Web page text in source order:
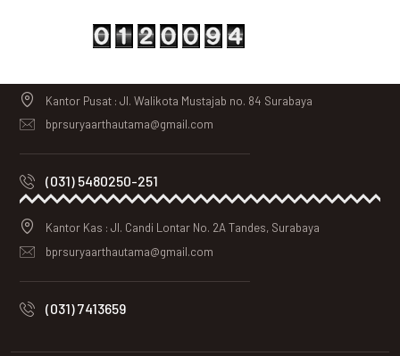
Kantor Pusat : Jl. Walikota Mustajab no. 84 Surabaya
bprsuryaarthautama@gmail.com
(031) 5480250-251
Kantor Kas : Jl. Candi Lontar No. 2A Tandes, Surabaya
bprsuryaarthautama@gmail.com
(031) 7413659